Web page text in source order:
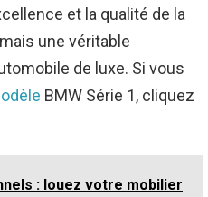
et la qualité de la
une véritable
de luxe. Si vous
BMW Série 1, cliquez
: louez votre mobilier